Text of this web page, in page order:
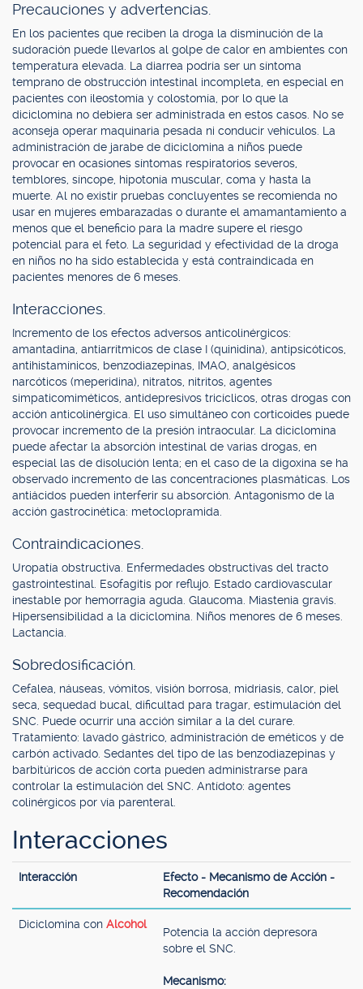
Precauciones y advertencias.
En los pacientes que reciben la droga la disminución de la
sudoración puede llevarlos al golpe de calor en ambientes con
temperatura elevada. La diarrea podría ser un síntoma
temprano de obstrucción intestinal incompleta, en especial en
pacientes con ileostomía y colostomía, por lo que la
diciclomina no debiera ser administrada en estos casos. No se
aconseja operar maquinaria pesada ni conducir vehículos. La
administración de jarabe de diciclomina a niños puede
provocar en ocasiones síntomas respiratorios severos,
temblores, síncope, hipotonía muscular, coma y hasta la
muerte. Al no existir pruebas concluyentes se recomienda no
usar en mujeres embarazadas o durante el amamantamiento a
menos que el beneficio para la madre supere el riesgo
potencial para el feto. La seguridad y efectividad de la droga
en niños no ha sido establecida y está contraindicada en
pacientes menores de 6 meses.
Interacciones.
Incremento de los efectos adversos anticolinérgicos:
amantadina, antiarrítmicos de clase I (quinidina), antipsicóticos,
antihistamínicos, benzodiazepinas, IMAO, analgésicos
narcóticos (meperidina), nitratos, nitritos, agentes
simpaticomiméticos, antidepresivos tricíclicos, otras drogas con
acción anticolinérgica. El uso simultáneo con corticoides puede
provocar incremento de la presión intraocular. La diciclomina
puede afectar la absorción intestinal de varias drogas, en
especial las de disolución lenta; en el caso de la digoxina se ha
observado incremento de las concentraciones plasmáticas. Los
antiácidos pueden interferir su absorción. Antagonismo de la
acción gastrocinética: metoclopramida.
Contraindicaciones.
Uropatía obstructiva. Enfermedades obstructivas del tracto
gastrointestinal. Esofagitis por reflujo. Estado cardiovascular
inestable por hemorragia aguda. Glaucoma. Miastenia gravis.
Hipersensibilidad a la diciclomina. Niños menores de 6 meses.
Lactancia.
Sobredosificación.
Cefalea, náuseas, vómitos, visión borrosa, midriasis, calor, piel
seca, sequedad bucal, dificultad para tragar, estimulación del
SNC. Puede ocurrir una acción similar a la del curare.
Tratamiento: lavado gástrico, administración de eméticos y de
carbón activado. Sedantes del tipo de las benzodiazepinas y
barbitúricos de acción corta pueden administrarse para
controlar la estimulación del SNC. Antídoto: agentes
colinérgicos por vía parenteral.
Interacciones
Interacción
Efecto - Mecanismo de Acción -
Recomendación
Diciclomina con Alcohol
Potencia la acción depresora
sobre el SNC.
Mecanismo: